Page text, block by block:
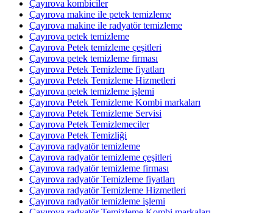
Çayırova kombiciler
Çayırova makine ile petek temizleme
Çayırova makine ile radyatör temizleme
Çayırova petek temizleme
Çayırova Petek temizleme çeşitleri
Çayırova petek temizleme firması
Çayırova Petek Temizleme fiyatları
Çayırova Petek Temizleme Hizmetleri
Çayırova petek temizleme işlemi
Çayırova Petek Temizleme Kombi markaları
Çayırova Petek Temizleme Servisi
Çayırova Petek Temizlemeciler
Çayırova Petek Temizliği
Çayırova radyatör temizleme
Çayırova radyatör temizleme çeşitleri
Çayırova radyatör temizleme firması
Çayırova radyatör Temizleme fiyatları
Çayırova radyatör Temizleme Hizmetleri
Çayırova radyatör temizleme işlemi